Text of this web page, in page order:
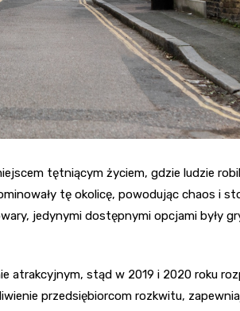
tętniącym życiem, gdzie ludzie
tę okolicę, powodując chaos i
jedynymi dostępnymi opcjami były
atrakcyjnym, stąd w 2019 i 2020 roku
przedsiębiorcom rozkwitu,